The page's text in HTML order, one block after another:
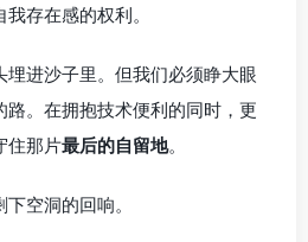
存在感的权利。
进沙子里。但我们必须睁大眼
。在拥抱技术便利的同时，更
住那片最后的自留地。
空洞的回响。